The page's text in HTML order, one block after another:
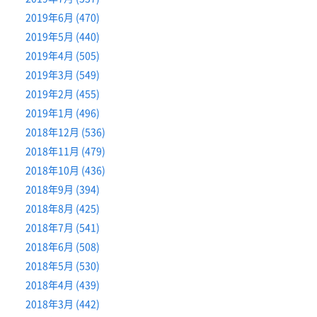
2019年6月 (470)
2019年5月 (440)
2019年4月 (505)
2019年3月 (549)
2019年2月 (455)
2019年1月 (496)
2018年12月 (536)
2018年11月 (479)
2018年10月 (436)
2018年9月 (394)
2018年8月 (425)
2018年7月 (541)
2018年6月 (508)
2018年5月 (530)
2018年4月 (439)
2018年3月 (442)